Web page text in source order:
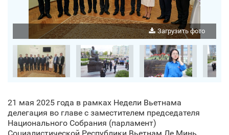
Загрузить фото
21 мая 2025 года в рамках Недели Вьетнама
делегация во главе с заместителем председателя
Национального Собрания (парламент)